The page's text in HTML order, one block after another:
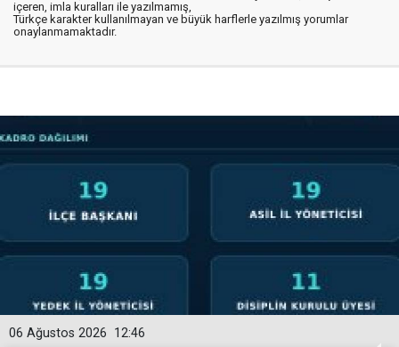
içeren, imla kuralları ile yazılmamış,
Türkçe karakter kullanılmayan ve büyük harflerle yazılmış yorumlar
onaylanmamaktadır.
12:46
06 Ağustos 2026